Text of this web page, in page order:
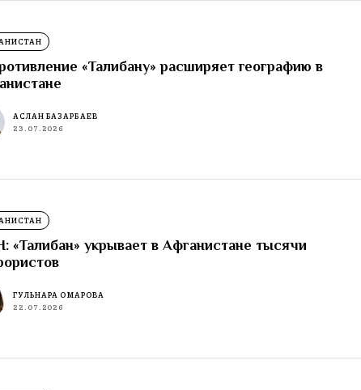
«Талибану» расширяет географию в
АСЛАН БАЗАРБАЕВ
23.07.2026
«Талибан» укрывает в Афганистане тысячи
ГУЛЬНАРА ОМАРОВА
22.07.2026